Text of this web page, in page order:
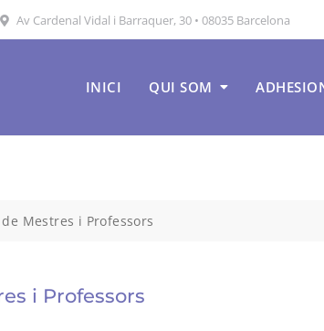
Av Cardenal Vidal i Barraquer, 30 • 08035 Barcelona
INICI QUI SOM
Mestres i Professors
i Professors